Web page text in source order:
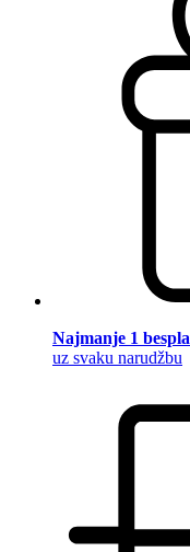
Najmanje 1
uz svaku narudžbu